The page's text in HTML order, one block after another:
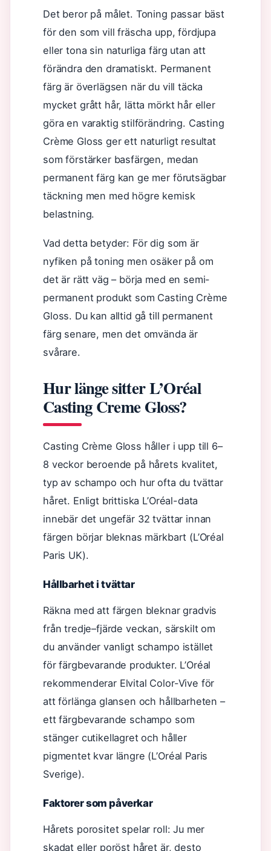
Det beror på målet. Toning passar bäst
för den som vill fräscha upp, fördjupa
eller tona sin naturliga färg utan att
förändra den dramatiskt. Permanent
färg är överlägsen när du vill täcka
mycket grått hår, lätta mörkt hår eller
göra en varaktig stilförändring. Casting
Crème Gloss ger ett naturligt resultat
som förstärker basfärgen, medan
permanent färg kan ge mer förutsägbar
täckning men med högre kemisk
belastning.
Vad detta betyder: För dig som är
nyfiken på toning men osäker på om
det är rätt väg – börja med en semi-
permanent produkt som Casting Crème
Gloss. Du kan alltid gå till permanent
färg senare, men det omvända är
svårare.
Hur länge sitter L’Oréal
Casting Creme Gloss?
Casting Crème Gloss håller i upp till 6–
8 veckor beroende på hårets kvalitet,
typ av schampo och hur ofta du tvättar
håret. Enligt brittiska L’Oréal-data
innebär det ungefär 32 tvättar innan
färgen börjar bleknas märkbart (L’Oréal
Paris UK).
Hållbarhet i tvättar
Räkna med att färgen bleknar gradvis
från tredje–fjärde veckan, särskilt om
du använder vanligt schampo istället
för färgbevarande produkter. L’Oréal
rekommenderar Elvital Color-Vive för
att förlänga glansen och hållbarheten –
ett färgbevarande schampo som
stänger cutikellagret och håller
pigmentet kvar längre (L’Oréal Paris
Sverige).
Faktorer som påverkar
Hårets porositet spelar roll: Ju mer
skadat eller poröst håret är, desto